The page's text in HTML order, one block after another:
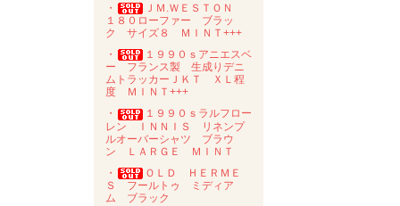
・
ＪＭ.ＷＥＳＴＯＮ
１８０ローファー ブラッ
ク サイズ８ ＭＩＮＴ+++
・
１９９０ｓアニエスベ
ー フランス製 生成りデニ
ムトラッカーＪＫＴ ＸＬ程
度 ＭＩＮＴ+++
・
１９９０ｓラルフロー
レン ＩＮＮＩＳ リネンプ
ルオーバーシャツ ブラウ
ン ＬＡＲＧＥ ＭＩＮＴ
・
ＯＬＤ ＨＥＲＭＥ
Ｓ フールトゥ ミディア
ム ブラック